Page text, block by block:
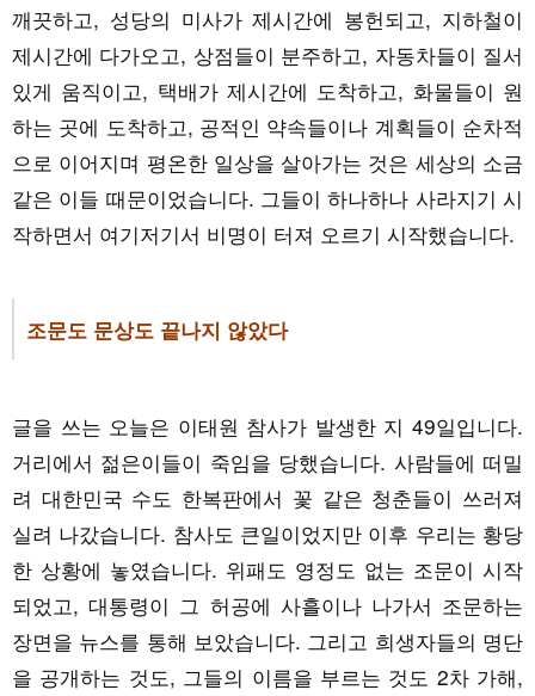
깨끗하고, 성당의 미사가 제시간에 봉헌되고, 지하철이
제시간에 다가오고, 상점들이 분주하고, 자동차들이 질서
있게 움직이고, 택배가 제시간에 도착하고, 화물들이 원
하는 곳에 도착하고, 공적인 약속들이나 계획들이 순차적
으로 이어지며 평온한 일상을 살아가는 것은 세상의 소금
같은 이들 때문이었습니다. 그들이 하나하나 사라지기 시
작하면서 여기저기서 비명이 터져 오르기 시작했습니다.
조문도 문상도 끝나지 않았다
글을 쓰는 오늘은 이태원 참사가 발생한 지 49일입니다.
거리에서 젊은이들이 죽임을 당했습니다. 사람들에 떠밀
려 대한민국 수도 한복판에서 꽃 같은 청춘들이 쓰러져
실려 나갔습니다. 참사도 큰일이었지만 이후 우리는 황당
한 상황에 놓였습니다. 위패도 영정도 없는 조문이 시작
되었고, 대통령이 그 허공에 사흘이나 나가서 조문하는
장면을 뉴스를 통해 보았습니다. 그리고 희생자들의 명단
을 공개하는 것도, 그들의 이름을 부르는 것도 2차 가해,